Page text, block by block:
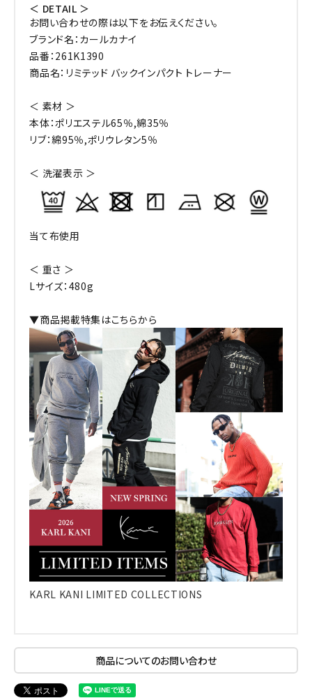
キーワードから探す
＜ DETAIL ＞
お問い合わせの際は以下をお伝えください。
ブランド名：カールカナイ
品番：261K1390
商品名：リミテッド バックインパクト トレーナー
＜ 素材 ＞
本体：ポリエステル65％,綿35％
リブ：綿95％,ポリウレタン5％
＜ 洗濯表示 ＞
当て布使用
＜ 重さ ＞
Lサイズ：480g
▼商品掲載特集はこちらから
KARL KANI LIMITED COLLECTIONS
商品についてのお問い合わせ